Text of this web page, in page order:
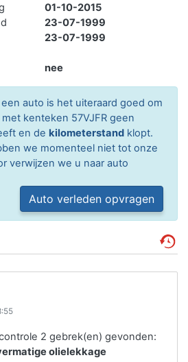
01-10-2015
23-07-1999
23-07-1999
nee
auto is het uiteraard goed om
kenteken 57VJFR geen
en de kilometerstand klopt.
we momenteel niet tot onze
verwijzen we u naar auto
Auto verleden opvragen
2 gebrek(en) gevonden:
olielekkage